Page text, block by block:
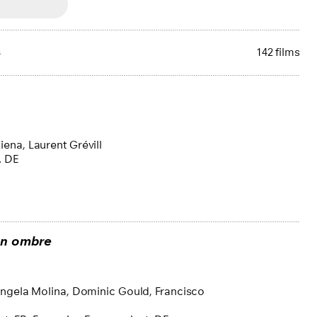
les
vers
du
de
la
Des
142 films
Laurent Grévill
DE
ombre
Molina, Dominic Gould, Francisco